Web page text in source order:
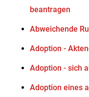
beantragen
Abweichende
Adoption -
Adoption - sich
Adoption eines